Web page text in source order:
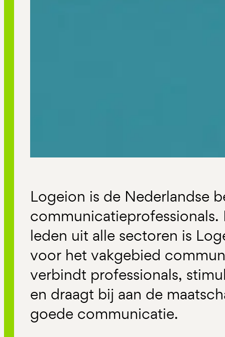
Logeion is de Nederlandse
leden uit alle sectoren is
voor het vakgebied
verbindt professionals,
en draagt bij aan de
goede communicatie.